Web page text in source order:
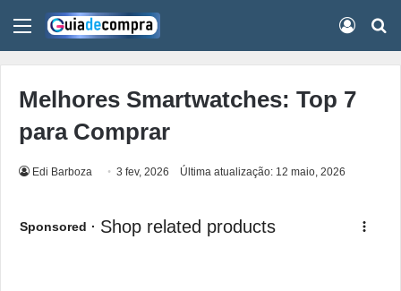
Menu
Melhores Smartwatches: Top 7
para Comprar
Edi Barboza 3 fev, 2026 Última atualização: 12 maio, 2026